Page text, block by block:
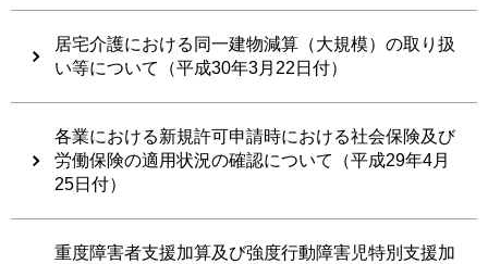
居宅介護における同一建物減算（大規模）の取り扱
い等について（平成30年3月22日付）
各業における新規許可申請時における社会保険及び
労働保険の適用状況の確認について（平成29年4月
25日付）
重度障害者支援加算及び強度行動障害児特別支援加